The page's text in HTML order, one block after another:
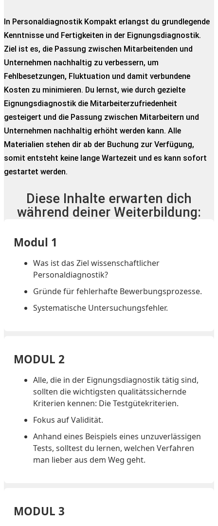
In Personaldiagnostik Kompakt erlangst du grundlegende
Kenntnisse und Fertigkeiten in der Eignungsdiagnostik.
Ziel ist es, die Passung zwischen Mitarbeitenden und
Unternehmen nachhaltig zu verbessern, um
Fehlbesetzungen, Fluktuation und damit verbundene
Kosten zu minimieren. Du lernst, wie durch gezielte
Eignungsdiagnostik die Mitarbeiterzufriedenheit
gesteigert und die Passung zwischen Mitarbeitern und
Unternehmen nachhaltig erhöht werden kann. Alle
Materialien stehen dir ab der Buchung zur Verfügung,
somit entsteht keine lange Wartezeit und es kann sofort
gestartet werden.
Diese Inhalte erwarten dich
während deiner Weiterbildung:
Modul 1
Was ist das Ziel wissenschaftlicher
Personaldiagnostik?
Gründe für fehlerhafte Bewerbungsprozesse.
Systematische Untersuchungsfehler.
MODUL 2
Alle, die in der Eignungsdiagnostik tätig sind,
sollten die wichtigsten qualitätssichernde
Kriterien kennen: Die Testgütekriterien.
Fokus auf Validität.
Anhand eines Beispiels eines unzuverlässigen
Tests, solltest du lernen, welchen Verfahren
man lieber aus dem Weg geht.
MODUL 3